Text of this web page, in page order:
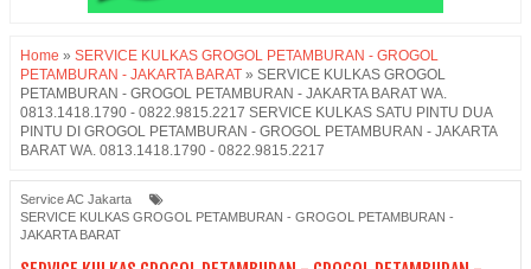
Home » SERVICE KULKAS GROGOL PETAMBURAN - GROGOL
PETAMBURAN - JAKARTA BARAT » SERVICE KULKAS GROGOL
PETAMBURAN - GROGOL PETAMBURAN - JAKARTA BARAT WA.
0813.1418.1790 - 0822.9815.2217 SERVICE KULKAS SATU PINTU DUA
PINTU DI GROGOL PETAMBURAN - GROGOL PETAMBURAN - JAKARTA
BARAT WA. 0813.1418.1790 - 0822.9815.2217
Service AC Jakarta
SERVICE KULKAS GROGOL PETAMBURAN - GROGOL PETAMBURAN -
JAKARTA BARAT